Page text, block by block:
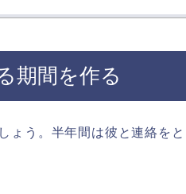
期間を作る
ょう。半年間は彼と連絡を